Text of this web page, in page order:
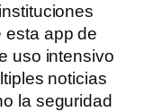
esta app de
uso intensivo
noticias
la seguridad